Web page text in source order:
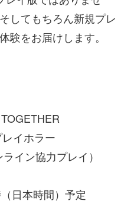
してもちろん新規プレ
験をお届けします。
イホラー
イン協力プレイ）
日本時間）予定